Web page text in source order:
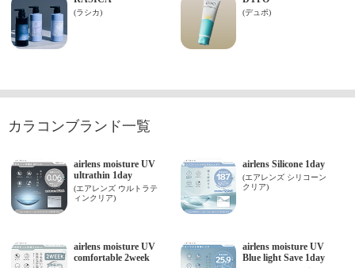
カラコンブランド一覧